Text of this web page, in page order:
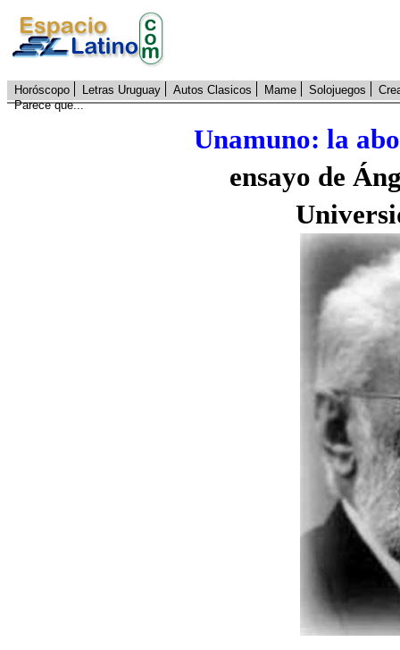
Horóscopo Letras Uruguay Autos Clasicos Mame Solojuegos
Parece que...
Unamuno: la
ensayo de